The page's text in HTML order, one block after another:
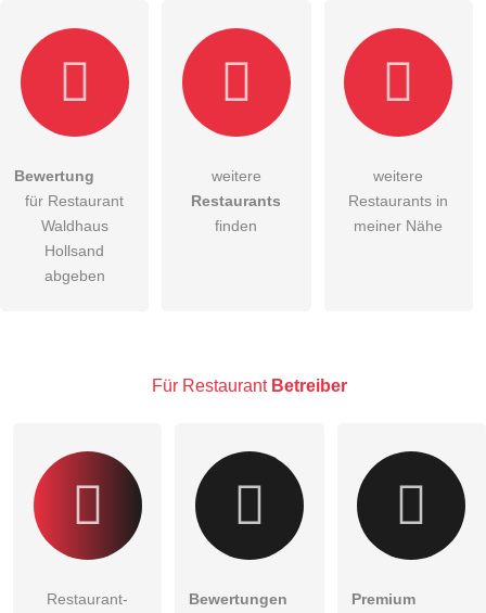
Hiermit akzeptiere ich dieAGB
DieDatenschutzerklärung habe ich zur Kenntnis genommen.
öffentliche Frage stellen
Klicken Sie hier um eineindividuelle Frage
Bewertung
für Restaurant
Waldhaus
Hollsand
abgeben
weitere
Restaurants
finden
weitere
Restaurants in
meiner Nähe
Für Restaurant Betreiber
Restaurant-
Bewertungen
Premium